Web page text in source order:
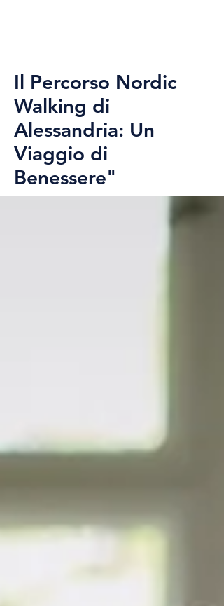
Il Percorso Nordic
Walking di
Alessandria: Un
Viaggio di
Benessere"